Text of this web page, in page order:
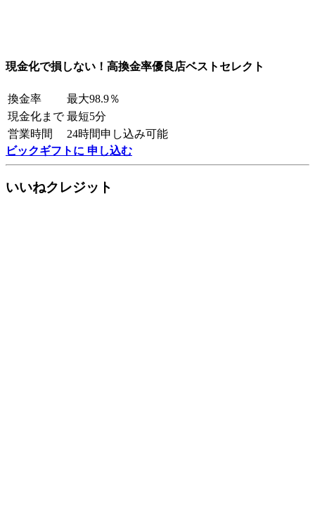
現金化で損しない！高換金率優良店ベストセレクト
換金率
最大98.9％
現金化まで 最短5分
営業時間
24時間申し込み可能
ビックギフトに 申し込む
いいねクレジット